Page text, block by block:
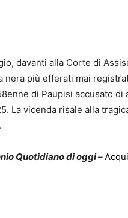
davanti alla Corte di
nera più efferati mai
di Paupisi accusato
La vicenda risale alla
Quotidiano di oggi –